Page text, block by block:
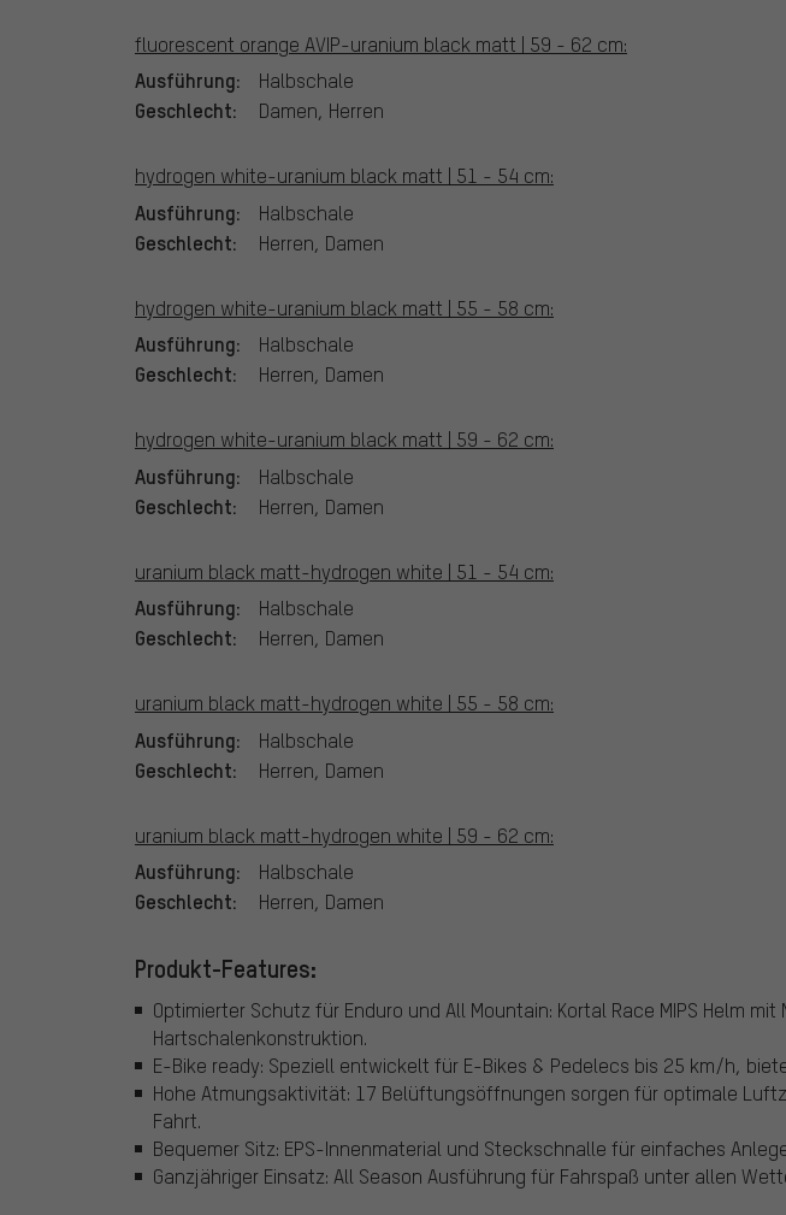
fluorescent orange AVIP-uranium black matt | 59 - 62 cm:
Ausführung: Halbschale
Geschlecht: Damen, Herren
hydrogen white-uranium black matt | 51 - 54 cm:
Ausführung: Halbschale
Geschlecht: Herren, Damen
hydrogen white-uranium black matt | 55 - 58 cm:
Ausführung: Halbschale
Geschlecht: Herren, Damen
hydrogen white-uranium black matt | 59 - 62 cm:
Ausführung: Halbschale
Geschlecht: Herren, Damen
uranium black matt-hydrogen white | 51 - 54 cm:
Ausführung: Halbschale
Geschlecht: Herren, Damen
uranium black matt-hydrogen white | 55 - 58 cm:
Ausführung: Halbschale
Geschlecht: Herren, Damen
uranium black matt-hydrogen white | 59 - 62 cm:
Ausführung: Halbschale
Geschlecht: Herren, Damen
Produkt-Features:
Optimierter Schutz für Enduro und All Mountain: Kortal Race MIPS Helm mit
Hartschalenkonstruktion.
E-Bike ready: Speziell entwickelt für E-Bikes & Pedelecs bis 25 km/h,
Hohe Atmungsaktivität: 17 Belüftungsöffnungen sorgen für optimale
Fahrt.
Bequemer Sitz: EPS-Innenmaterial und Steckschnalle für einfaches
Ganzjähriger Einsatz: All Season Ausführung für Fahrspaß unter allen